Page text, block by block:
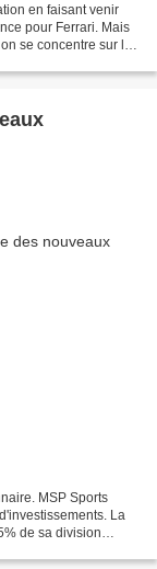
en faisant venir
pour Ferrari. Mais
se concentre sur les
MSP Sports
La
de sa division